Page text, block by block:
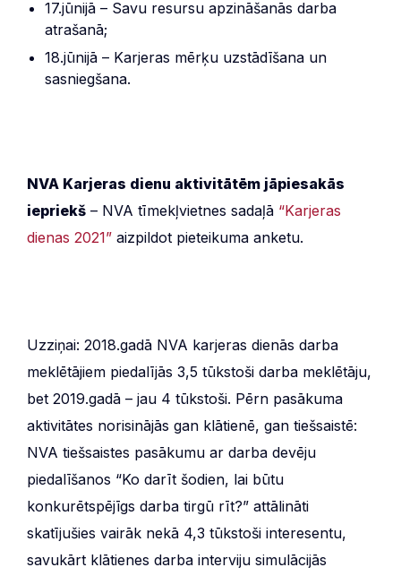
17.jūnijā – Savu resursu apzināšanās darba
atrašanā;
18.jūnijā – Karjeras mērķu uzstādīšana un
sasniegšana.
NVA Karjeras dienu aktivitātēm jāpiesakās
iepriekš – NVA tīmekļvietnes sadaļā “Karjeras
dienas 2021” aizpildot pieteikuma anketu.
Uzziņai: 2018.gadā NVA karjeras dienās darba
meklētājiem piedalījās 3,5 tūkstoši darba meklētāju,
bet 2019.gadā – jau 4 tūkstoši. Pērn pasākuma
aktivitātes norisinājās gan klātienē, gan tiešsaistē:
NVA tiešsaistes pasākumu ar darba devēju
piedalīšanos “Ko darīt šodien, lai būtu
konkurētspējīgs darba tirgū rīt?” attālināti
skatījušies vairāk nekā 4,3 tūkstoši interesentu,
savukārt klātienes darba interviju simulācijās